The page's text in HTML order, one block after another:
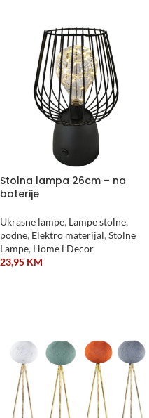
Stolna lampa 26cm – na
baterije
Ukrasne lampe, Lampe stolne,
podne, Elektro materijal, Stolne
Lampe, Home i Decor
23,95 KM